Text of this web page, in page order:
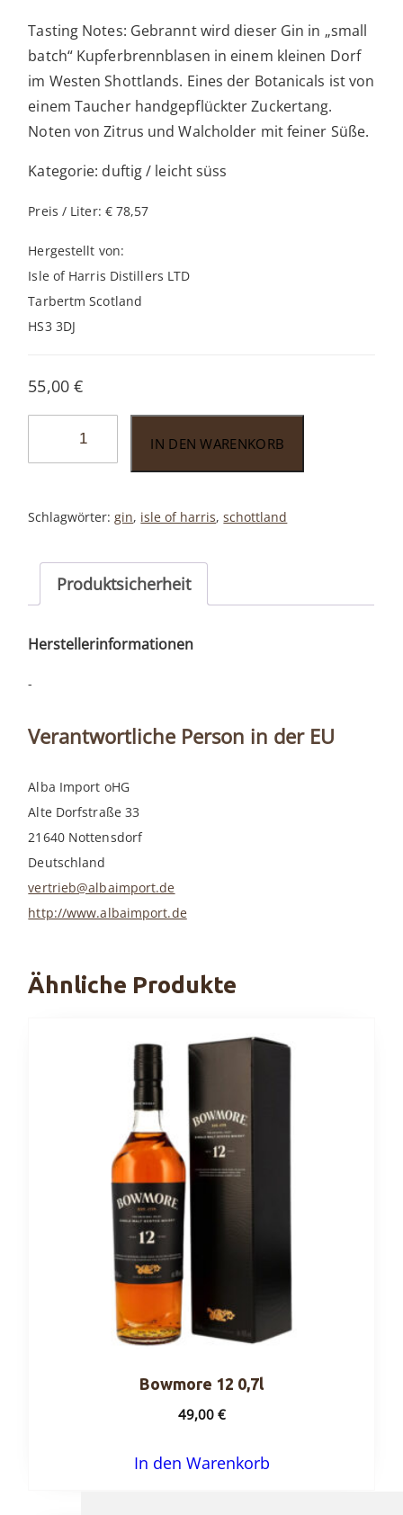
Tasting Notes: Gebrannt wird dieser Gin in „small
batch“ Kupferbrennblasen in einem kleinen Dorf
im Westen Shottlands. Eines der Botanicals ist von
einem Taucher handgepflückter Zuckertang.
Noten von Zitrus und Walcholder mit feiner Süße.
Kategorie: duftig / leicht süss
Preis / Liter: € 78,57
Hergestellt von:
Isle of Harris Distillers LTD
Tarbertm Scotland
HS3 3DJ
55,00 €
0,7l
IN DEN WARENKORB
Schlagwörter:gin, isle of harris,schottland
Produktsicherheit
Herstellerinformationen
-
Verantwortliche Person in der EU
Alba Import oHG
Alte Dorfstraße 33
21640 Nottensdorf
Deutschland
vertrieb@albaimport.de
http://www.albaimport.de
Ähnliche Produkte
Bowmore 12 0,7l
49,00€
In den Warenkorb